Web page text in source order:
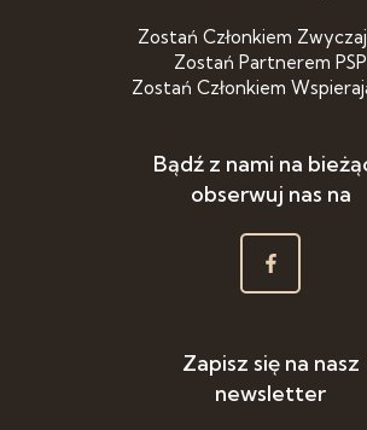
Zostań Członkiem
Zostań Partnerem PSP
Zostań Członkiem
Bądź z nami na
obserwuj nas na
Zapisz się na nasz
newsletter